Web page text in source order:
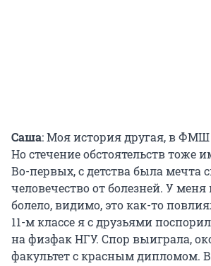
Саша: Моя история другая, в ФМШ
Но стечение обстоятельств тоже
Во-первых, с детства была мечта
человечество от болезней. У
болело, видимо, это как-то
11-м классе я с друзьями
на физфак НГУ. Спор выиграла,
факультет с красным дипломом.